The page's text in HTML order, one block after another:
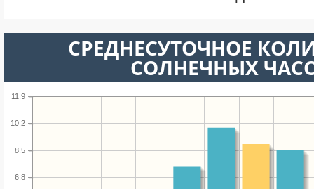
СРЕДНЕСУТОЧНОЕ
СОЛНЕЧНЫХ
6.8
8.5
10.2
11.9